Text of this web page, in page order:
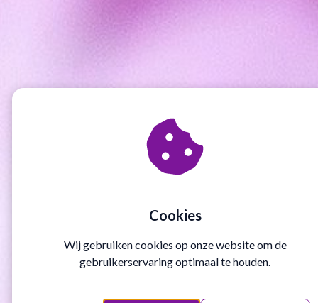
Cookies
Wij gebruiken cookies op onze website om de
gebruikerservaring optimaal te houden.